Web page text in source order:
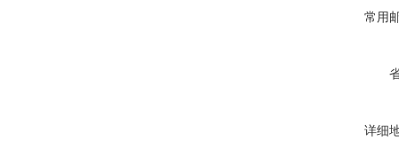
常用
详细